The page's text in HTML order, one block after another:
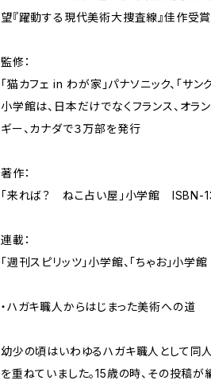
望『躍動する現代美術大捜査線』佳作受賞
監修：
「猫カフェ in わが家」パナソニック、「サ
小学館は、日本だけでなくフランス、オラ
ギー、カナダで３万部を発行
著作：
「来れば？ ねこ占い屋」小学館
連載：
「週刊スピリッツ」小学館、「ちゃお」小
・ハガキ職人からはじまった美術への道
幼少の頃はいわゆるハガキ職人として同
を重ねていました。15歳の時、その投稿